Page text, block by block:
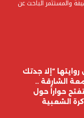
والمستثمر الباحث عن
“إلا جدتك
الشارقة ..
حواراً حول
الشعبية